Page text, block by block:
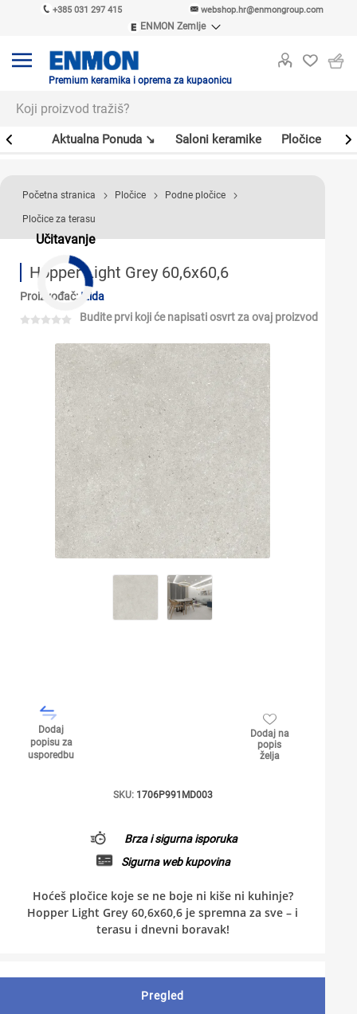
+385 031 297 415 webshop.hr@enmongroup.com
ENMON Zemlje
ENMON MKD
Premium keramika i oprema za kupaonicu
Aktualna Ponuda ↘ Saloni keramike Pločice
Učitavanje
Početna stranica Pločice Podne pločice
Pločice za terasu
Hopper Light Grey 60,6x60,6
Proizvođač: Izida
Budite prvi koji će napisati osvrt za ovaj proizvod
Dodaj
popisu za
usporedbu
Dodaj na
popis
želja
SKU: 1706P991MD003
Brza i sigurna isporuka
Sigurna web kupovina
Hoćeš pločice koje se ne boje ni kiše ni kuhinje?
Hopper Light Grey 60,6x60,6 je spremna za sve – i
terasu i dnevni boravak!
Pregled